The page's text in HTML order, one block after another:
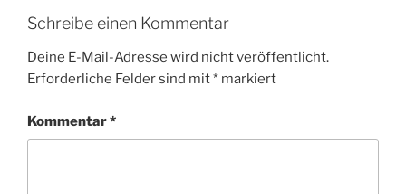
Schreibe einen Kommentar
Deine E-Mail-Adresse wird nicht veröffentlicht.
Erforderliche Felder sind mit* markiert
Kommentar*